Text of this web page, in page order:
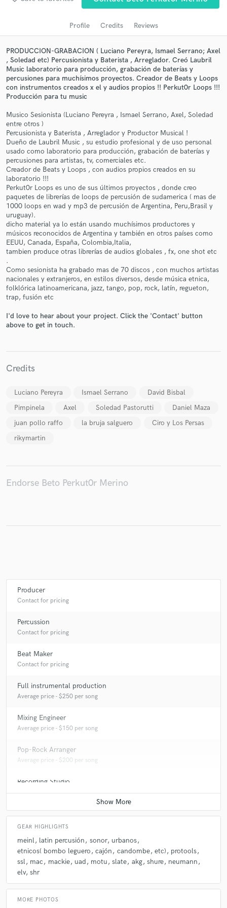
Profile Credits Reviews
PRODUCCION-GRABACION ( Luciano Pereyra, Ismael Serrano; Axel
, Soledad etc) Percusionista y Baterista , Arreglador. Creó Laubril
Music laboratorio para producción, grabación de baterías y
percusiones para muchísimos proyectos. Creador de Beats y Loops
con instrumentos creados x el y audios propios !! Perkut0r Loops !!!
Producción para tu music
Musico Sesionista (Luciano Pereyra , Ismael Serrano, Axel, Soledad
entre otros )
Percusionista y Baterista , Arreglador y Productor Musical !
Dueño de Laubril Music , su estudio profesional y de uso personal
usado como laboratorio para producción, grabación de baterías y
percusiones para artistas, tv, comerciales etc.
Creador de Beats y Loops , con audios propios creados en su
laboratorio !!!
Perkut0r Loops es uno de sus últimos proyectos , donde creo
paquetes de librerías de loops de percusión de sudamerica ( mas de
1000 loops en wad y mp3 de percusión de Argentina, Peru,Brasil y
uruguay).
dicho material ya lo están usando muchísimos productores y
músicos reconocidos de Argentina y también en otros países como
EEUU, Canada, España, Colombia,Italia,
tambien produce otras librerías de audios globales , fx, one shot etc
.
Como sesionista ha grabado mas de 70 discos , con muchos artistas
nacionales y extranjeros, en estilos diversos, desde música etnica,
folklórica latinoamericana, jazz, tango, pop, rock, latín, regueton,
trap, fusión etc
I'd love to hear about your project. Click the 'Contact' button
above to get in touch.
Credits
Luciano Pereyra Ismael Serrano
David Bisbal
Pimpinela
Axel Soledad Pastorutti
Daniel Maza
juan pollo raffo
la bruja salguero
Ciro y Los Persas
rikymartin
Endorse Beto Perkut0r Merino
Producer
Contact for pricing
Percussion
Contact for pricing
Beat Maker
Contact for pricing
Full instrumental production
Average price - $250 per song
Mixing Engineer
Average price - $150 per song
Pop-Rock Arranger
Average price - $200 per song
Recording Studio
Average price - $400 per day
GEAR HIGHLIGHTS
meinl latin percusión sonor
urbanos
etnicos( bombo leguero
cajón candombe etc)
protools
ssl mac mackie uad motu slate akg shure
neumann
elv shr
MORE PHOTOS
audio samples and verified reviews of top pros.
Contact pros directly with your project details
and receive handcrafted proposals and budgets
in a flash.
Make Amazing Music
Fund and work on your project through our
work is complete.